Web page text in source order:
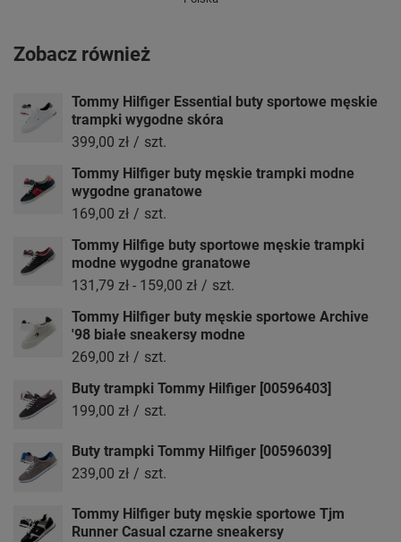
Zobacz również
Tommy Hilfiger Essential buty sportowe męskie
trampki wygodne skóra
399,00 zł / szt.
Tommy Hilfiger buty męskie trampki modne
wygodne granatowe
169,00 zł / szt.
Tommy Hilfige buty sportowe męskie trampki
modne wygodne granatowe
131,79 zł - 159,00 zł / szt.
Tommy Hilfiger buty męskie sportowe Archive
'98 białe sneakersy modne
269,00 zł / szt.
Buty trampki Tommy Hilfiger [00596403]
199,00 zł / szt.
Buty trampki Tommy Hilfiger [00596039]
239,00 zł / szt.
Tommy Hilfiger buty męskie sportowe Tjm
Runner Casual czarne sneakersy